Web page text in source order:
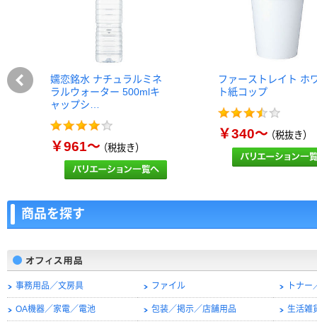
嬬恋銘水 ナチュラルミネ
ラルウォーター 500mlキ
ャップシ…
￥961～（税抜き）
ファーストレイト ホ
ト紙コップ
￥340～（税抜き）
商品を探す
事務用品／文房具 ファイル トナ
OA機器／家電／電池 包装／掲示／店舗用品 生活雑